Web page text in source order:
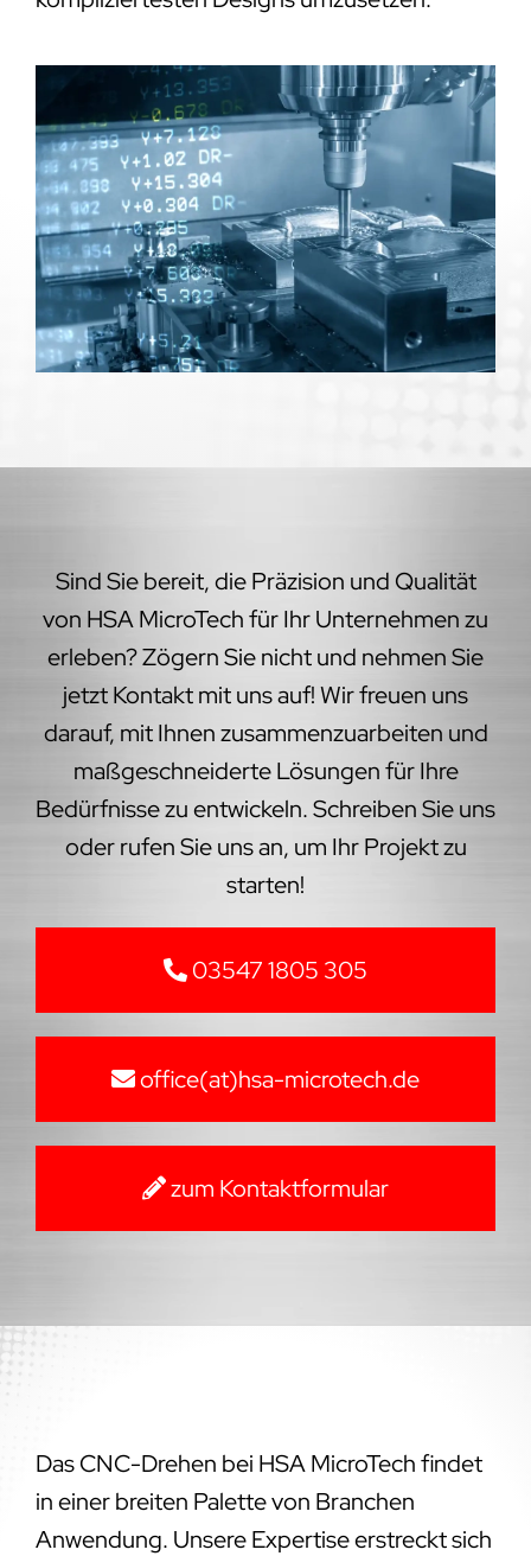
Sind Sie bereit, die Präzision und Qualität
von HSA MicroTech für Ihr Unternehmen zu
erleben? Zögern Sie nicht und nehmen Sie
jetzt Kontakt mit uns auf! Wir freuen uns
darauf, mit Ihnen zusammenzuarbeiten und
maßgeschneiderte Lösungen für Ihre
Bedürfnisse zu entwickeln. Schreiben Sie uns
oder rufen Sie uns an, um Ihr Projekt zu
starten!
03547 1805 305
office(at)hsa-microtech.de
zum Kontaktformular
Das CNC-Drehen bei HSA MicroTech findet
in einer breiten Palette von Branchen
Anwendung. Unsere Expertise erstreckt sich